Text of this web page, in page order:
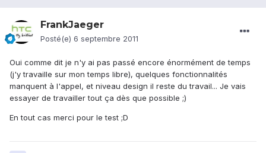
FrankJaeger
Posté(e) 6 septembre 2011
Oui comme dit je n'y ai pas passé encore énormément de temps
(j'y travaille sur mon temps libre), quelques fonctionnalités
manquent à l'appel, et niveau design il reste du travail... Je vais
essayer de travailler tout ça dès que possible ;)
En tout cas merci pour le test ;D